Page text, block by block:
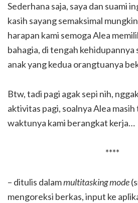
Sederhana saja, saya dan suami
kasih sayang semaksimal
harapan kami semoga Alea
bahagia, di tengah kehidupannya
anak yang kedua orangtuanya
Btw, tadi pagi agak sepi nih,
aktivitas pagi, soalnya Alea
waktunya kami berangkat kerja…
****
– ditulis dalammultitaskingmode
mengoreksi berkas, input ke